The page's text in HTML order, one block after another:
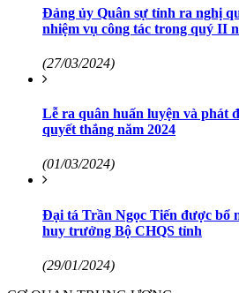
Đảng ủy Quân sự tỉnh ra nghị
nhiệm vụ công tác trong quý II
(27/03/2024)
Lễ ra quân huấn luyện và phát
quyết thắng năm 2024
(01/03/2024)
Đại tá Trần Ngọc Tiến được bổ
huy trưởng Bộ CHQS tỉnh
(29/01/2024)